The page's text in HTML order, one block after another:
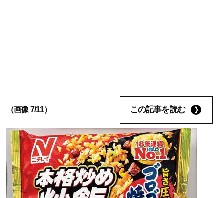
（画像 7/11） この記事を読む